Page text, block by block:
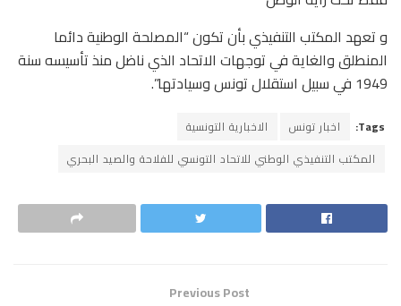
و تعهد المكتب التنفيذي بأن تكون “المصلحة الوطنية دائما
المنطلق والغاية في توجهات الاتحاد الذي ناضل منذ تأسيسه سنة
1949 في سبيل استقلال تونس وسيادتها”.
Tags: اخبار تونس
الاخبارية التونسية
المكتب التنفيذي الوطني للاتحاد التونسي للفلاحة والصيد البحري
Previous Post